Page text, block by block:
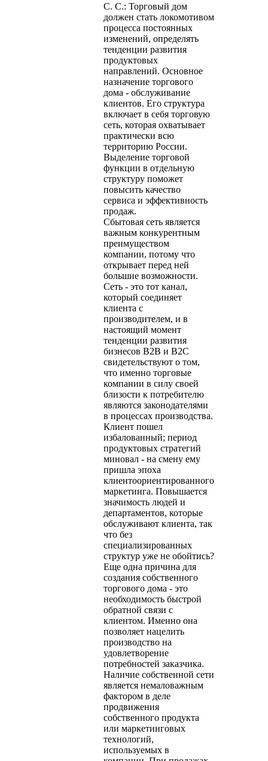
С. С.: Торговый дом
должен стать локомотивом
процесса постоянных
изменений, определять
тенденции развития
продуктовых
направлений. Основное
назначение торгового
дома - обслуживание
клиентов. Его структура
включает в себя торговую
сеть, которая охватывает
практически всю
территорию России.
Выделение торговой
функции в отдельную
структуру поможет
повысить качество
сервиса и эффективность
продаж.
Сбытовая сеть является
важным конкурентным
преимуществом
компании, потому что
открывает перед ней
большие возможности.
Сеть - это тот канал,
который соединяет
клиента с
производителем, и в
настоящий момент
тенденции развития
бизнесов В2В и В2С
свидетельствуют о том,
что именно торговые
компании в силу своей
близости к потребителю
являются законодателями
в процессах производства.
Клиент пошел
избалованный; период
продуктовых стратегий
миновал - на смену ему
пришла эпоха
клиентоориентированного
маркетинга. Повышается
значимость людей и
департаментов, которые
обслуживают клиента, так
что без
специализированных
структур уже не обойтись?
Еще одна причина для
создания собственного
торгового дома - это
необходимость быстрой
обратной связи с
клиентом. Именно она
позволяет нацелить
производство на
удовлетворение
потребностей заказчика.
Наличие собственной сети
является немаловажным
фактором в деле
продвижения
собственного продукта
или маркетинговых
технологий,
используемых в